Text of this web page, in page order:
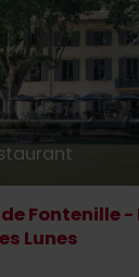
Fontenille -
Lunes